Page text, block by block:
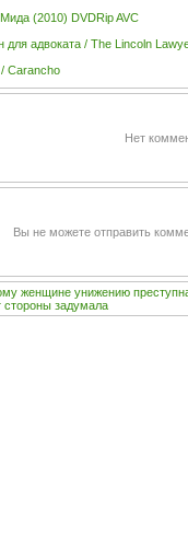
(2010) DVDRip AVC
для адвоката / The Lincoln
/ Carancho
Нет
Вы не можете отправить
женщине унижению
стороны задумала